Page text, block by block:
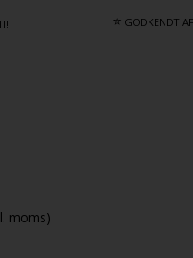
⭐ GODKENDT
moms)